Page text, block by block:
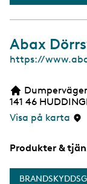
Abax
W
b
s
i
https://
141 46
Visa på karta
Produkter &